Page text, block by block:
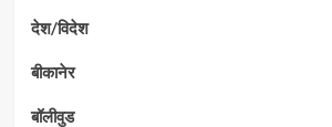
देश/विदेश
बीकानेर
बॉलीवुड